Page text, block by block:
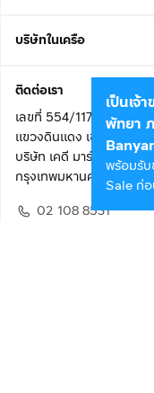
บริษัทในเครือ
ติดต่อเรา
เลขที่ 554/117 อาคารสก
แขวงดินแดง เขตดินแดง
บริษัท เคดี มาร์เก็ตเพลส
กรุงเทพมหานคร 10400
02 108 8531
เป็นเจ้
พัทยา
พร้อมรับ
Sale ก่อ